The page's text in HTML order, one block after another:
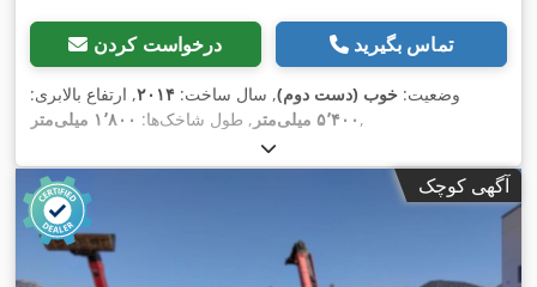
درخواست کردن تماس بگیرید
وضعیت: خوب (دست دوم), سال ساخت: ۲۰۱۴, ارتفاع بالابری:
۵٬۴۰۰ میلی‌متر
, طول شاخک‌ها: ۱٬۸۰۰ میلی‌متر ,
آگهی کوچک